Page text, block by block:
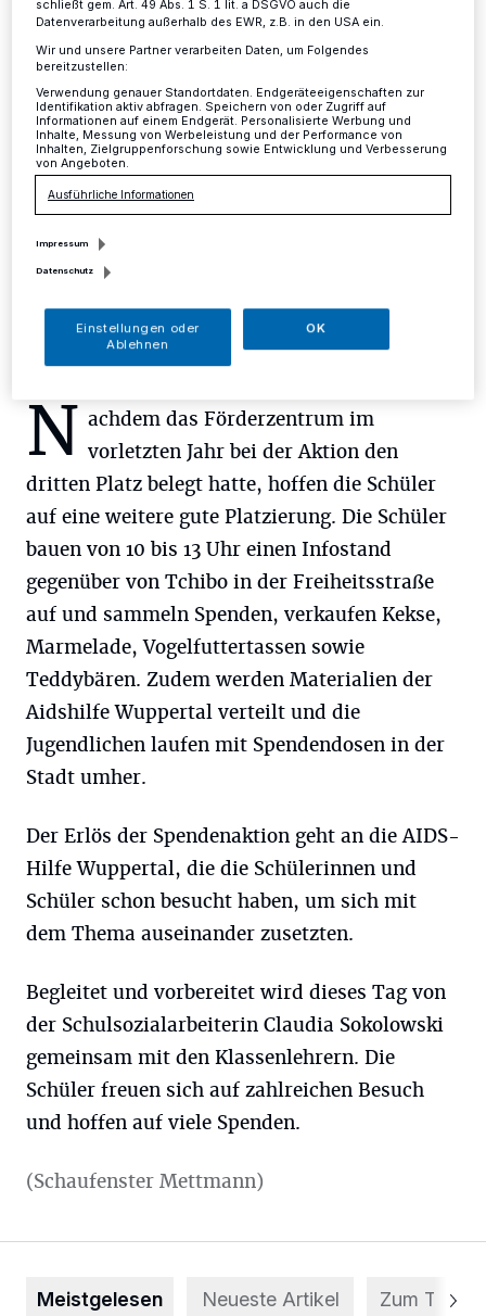
Mettmann
Am Donnerstag, 29. November
veranstaltet die Schulsozialarbeiterin Claudia
Sokolowski zum Welt-AIDS-Tages zum sechsten Mal
mit Schülern des Förderzentrums West (ehemals Erich-
Kästner-Schule) eine Spendenaktion.
27.11.2018 , 11:48 Uhr Eine Minute Lesezeit
N achdem das Förderzentrum im
vorletzten Jahr bei der Aktion den
dritten Platz belegt hatte, hoffen die Schüler
auf eine weitere gute Platzierung. Die Schüler
bauen von 10 bis 13 Uhr einen Infostand
gegenüber von Tchibo in der Freiheitsstraße
auf und sammeln Spenden, verkaufen Kekse,
Marmelade, Vogelfuttertassen sowie
Teddybären. Zudem werden Materialien der
Aidshilfe Wuppertal verteilt und die
Jugendlichen laufen mit Spendendosen in der
Stadt umher.
Der Erlös der Spendenaktion geht an die AIDS-
Hilfe Wuppertal, die die Schülerinnen und
Schüler schon besucht haben, um sich mit
dem Thema auseinander zusetzten.
Begleitet und vorbereitet wird dieses Tag von
der Schulsozialarbeiterin Claudia Sokolowski
gemeinsam mit den Klassenlehrern. Die
Schüler freuen sich auf zahlreichen Besuch
und hoffen auf viele Spenden.
(Schaufenster Mettmann)
Meistgelesen Neueste Artikel Zum Thema
schließt gem. Art. 49 Abs. 1 S. 1 lit. a DSGVO auch die
Datenverarbeitung außerhalb des EWR, z.B. in den USA ein.
Wir und unsere Partner verarbeiten Daten, um Folgendes
bereitzustellen:
Verwendung genauer Standortdaten. Endgeräteeigenschaften zur
Identifikation aktiv abfragen. Speichern von oder Zugriff auf
Informationen auf einem Endgerät. Personalisierte Werbung und
Inhalte, Messung von Werbeleistung und der Performance von
Inhalten, Zielgruppenforschung sowie Entwicklung und Verbesserung
von Angeboten.
Ausführliche Informationen
Impressum
Datenschutz
Einstellungen oder
Ablehnen
OK